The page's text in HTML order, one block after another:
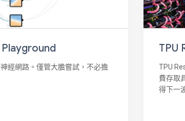
經網路。僅管大膽嘗試，不必擔
TPU
TPU
費存取
得下一